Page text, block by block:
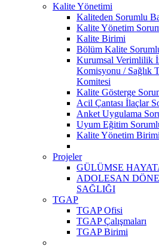
Kalite Yönetimi
Kaliteden Sorumlu
Kalite Yönetim
Kalite Birimi
Bölüm Kalite
Kurumsal Verimlilik
Komisyonu / Sağlık
Komitesi
Kalite Gösterge
Acil Çantası İlaçlar
Anket Uygulama
Uyum Eğitim
Kalite Yönetim Birimi
Projeler
GÜLÜMSE
ADOLESAN
SAĞLIĞI
TGAP
TGAP Ofisi
TGAP Çalışmaları
TGAP Birimi